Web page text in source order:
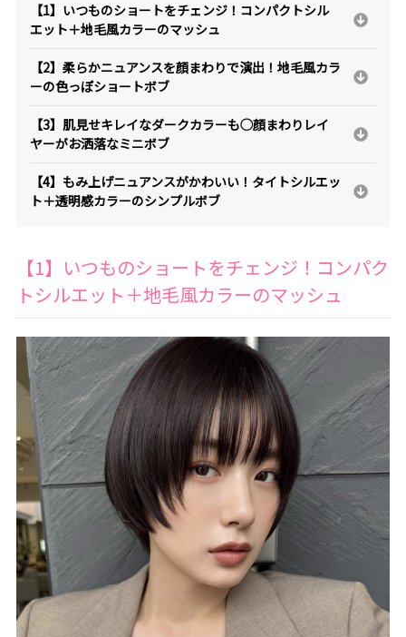
【1】いつものショートをチェンジ！コンパクトシル
エット＋地毛風カラーのマッシュ
【2】柔らかニュアンスを顔まわりで演出！地毛風カラ
ーの色っぽショートボブ
【3】肌見せキレイなダークカラーも◯顔まわりレイ
ヤーがお洒落なミニボブ
【4】もみ上げニュアンスがかわいい！タイトシルエッ
ト＋透明感カラーのシンプルボブ
【1】いつものショートをチェンジ！コンパク
トシルエット＋地毛風カラーのマッシュ